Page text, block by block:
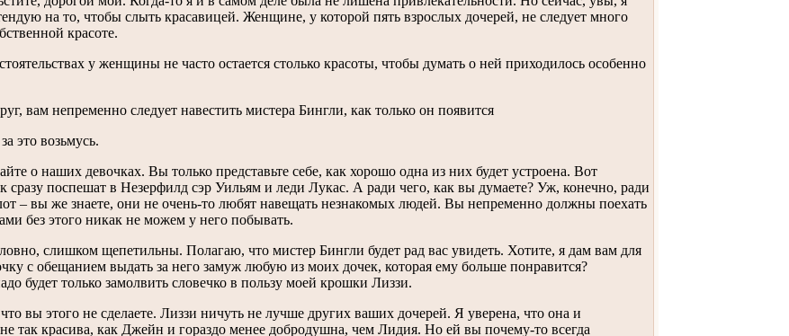
на то, чтобы слыть красавицей. Женщине, у которой пять взрослых дочерей, не следует много
красоте.
у женщины не часто остается столько красоты, чтобы думать о ней приходилось особенно
вам непременно следует навестить мистера Бингли, как только он появится
это возьмусь.
о наших девочках. Вы только представьте себе, как хорошо одна из них будет устроена. Вот
сразу поспешат в Незерфилд сэр Уильям и леди Лукас. А ради чего, как вы думаете? Уж, конечно, ради
– вы же знаете, они не очень-то любят навещать незнакомых людей. Вы непременно должны поехать
без этого никак не можем у него побывать.
слишком щепетильны. Полагаю, что мистер Бингли будет рад вас увидеть. Хотите, я дам вам для
с обещанием выдать за него замуж любую из моих дочек, которая ему больше понравится?
будет только замолвить словечко в пользу моей крошки Лиззи.
вы этого не сделаете. Лиззи ничуть не лучше других ваших дочерей. Я уверена, что она и
так красива, как Джейн и гораздо менее добродушна, чем Лидия. Но ей вы почему-то всегда